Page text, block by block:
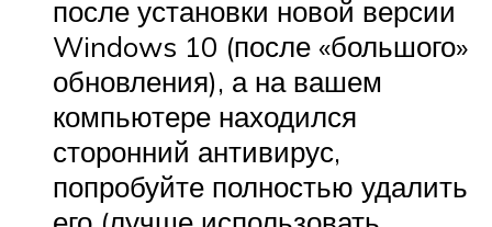
после установки новой версии
Windows 10 (после «большого»
обновления), а на вашем
компьютере находился
сторонний антивирус,
попробуйте полностью удалить